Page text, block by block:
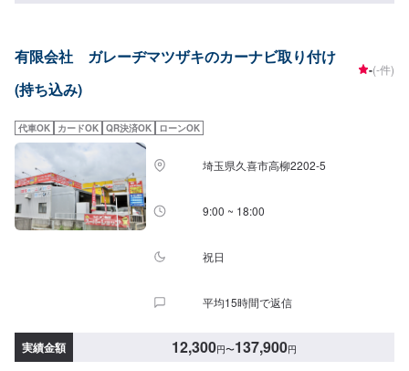
ろ、説明力も対応力も！1969年に創業して以来、50年以上この地でお店を営
るよう、新しいお店のオープンも進んでおります。
有限会社 ガレーヂマツザキのカーナビ取り付け
(持ち込み)
-(-件)
代車OK カードOK QR決済OK ローンOK
埼玉県久喜市高柳2202-5
9:00 ~ 18:00
祝日
平均15時間で返信
実績金額 12,300円〜137,900円